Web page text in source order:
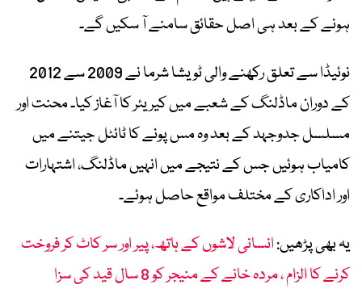
ہونے کے بعد ہی اصل حقائق سامنے آ سکیں گے۔
نوئیڈا سے تعلق رکھنے والی ٹویشا شرما نے 2009 سے 2012
کے دوران ماڈلنگ کے شعبے میں کیریئر کا آغاز کیا۔ محنت اور
مسلسل جدوجہد کے بعد وہ مس پونے کا ٹائٹل جیتنے میں
کامیاب ہوئیں جس کے نتیجے میں انہیں ماڈلنگ، اشتہارات
اور اداکاری کے مختلف مواقع حاصل ہوئے۔
یہ بھی پڑھیں:انسانی لاشوں کے ہاتھ، پیر اور سر کاٹ کر فروخت
کرنے کا الزام ، مردہ خانے کے منیجر کو 8 سال قید کی سزا